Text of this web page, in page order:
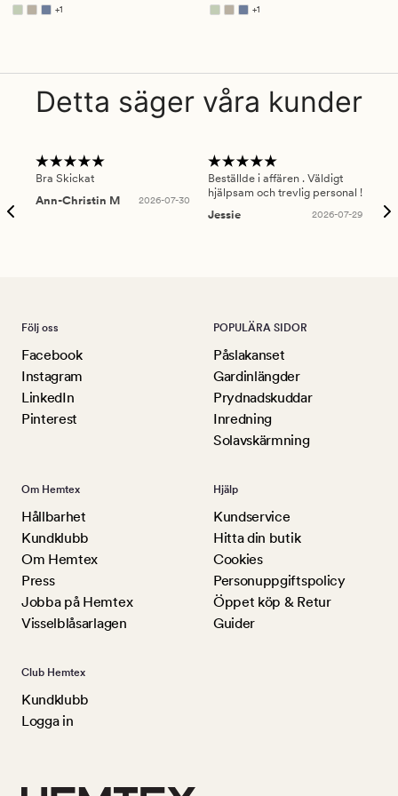
+1
Finns i fler färger +1
Finns i fler färger
Detta säger våra kunder
Bra Skickat
Ann-Christin M
2026-07-30
Beställde i affären . Väldigt
hjälpsam och trevlig personal !
Jessie
2026-07-29
Följ oss
Facebook
Instagram
LinkedIn
Pinterest
POPULÄRA SIDOR
Påslakanset
Gardinlängder
Prydnadskuddar
Inredning
Solavskärmning
Om Hemtex
Hållbarhet
Kundklubb
Om Hemtex
Press
Jobba på Hemtex
Visselblåsarlagen
Hjälp
Kundservice
Hitta din butik
Cookies
Personuppgiftspolicy
Öppet köp & Retur
Guider
Club Hemtex
Kundklubb
Logga in